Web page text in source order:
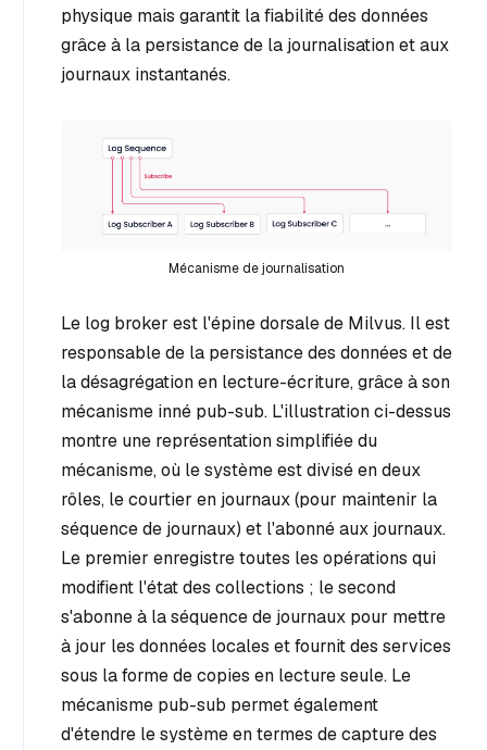
physique mais garantit la fiabilité des données
grâce à la persistance de la journalisation et aux
journaux instantanés.
Mécanisme de journalisation
Le log broker est l'épine dorsale de Milvus. Il est
responsable de la persistance des données et de
la désagrégation en lecture-écriture, grâce à son
mécanisme inné pub-sub. L'illustration ci-dessus
montre une représentation simplifiée du
mécanisme, où le système est divisé en deux
rôles, le courtier en journaux (pour maintenir la
séquence de journaux) et l'abonné aux journaux.
Le premier enregistre toutes les opérations qui
modifient l'état des collections ; le second
s'abonne à la séquence de journaux pour mettre
à jour les données locales et fournit des services
sous la forme de copies en lecture seule. Le
mécanisme pub-sub permet également
d'étendre le système en termes de capture des